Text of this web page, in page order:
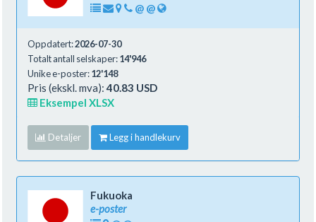
@ @
Oppdatert:2026-07-30
Totalt antall selskaper:14'946
Unike e-poster:12'148
Pris (ekskl. mva):40.83 USD
Eksempel XLSX
Detaljer Legg i handlekurv
Fukuoka
e-poster